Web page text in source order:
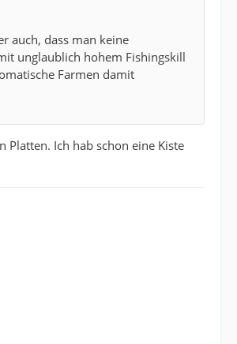
auch, dass man keine
unglaublich hohem Fishingskill
Farmen damit
Ich hab schon eine Kiste